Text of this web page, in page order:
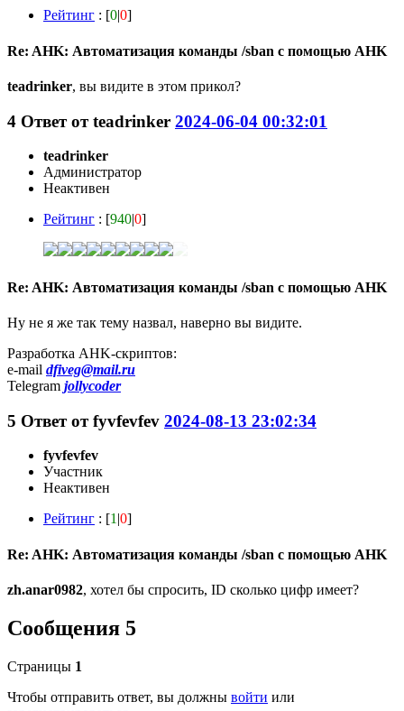
Рейтинг : [0|0]
Re: AHK: Автоматизация команды /sban с помощью AHK
teadrinker, вы видите в этом прикол?
4 Ответ отteadrinker 2024-06-04 00:32:01
teadrinker
Администратор
Неактивен
Рейтинг : [940|0]
Re: AHK: Автоматизация команды /sban с помощью AHK
Ну не я же так тему назвал, наверно вы видите.
Разработка AHK-скриптов:
e-mail dfiveg@mail.ru
Telegram jollycoder
5 Ответ отfyvfevfev 2024-08-13 23:02:34
fyvfevfev
Участник
Неактивен
Рейтинг : [1 |0]
Re: AHK: Автоматизация команды /sban с помощью AHK
zh.anar0982, хотел бы спросить, ID сколько цифр имеет?
Сообщения 5
Страницы 1
Чтобы отправить ответ, вы должны войти или